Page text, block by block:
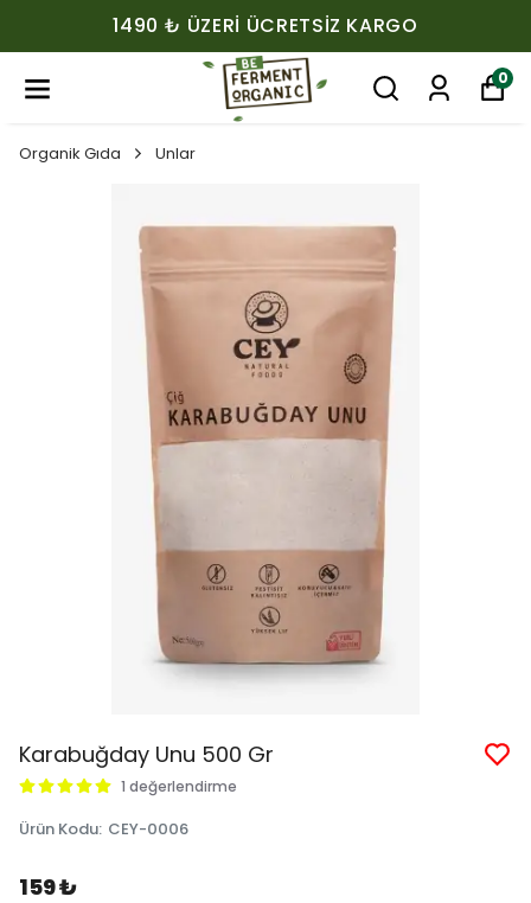
1490 ₺ ÜZERI ÜCRETSIZ KARGO
0
Organik Gıda Unlar
Karabuğday Unu 500 Gr
1 değerlendirme
Ürün Kodu: CEY-0006
159 ₺